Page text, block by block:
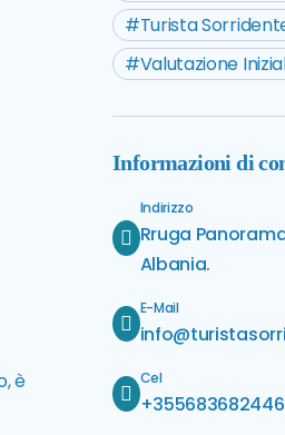
è
Turista
Valutazione
Informazioni di
Indirizzo
Rruga
Albania.
E-Mail
Cel
+355683682446